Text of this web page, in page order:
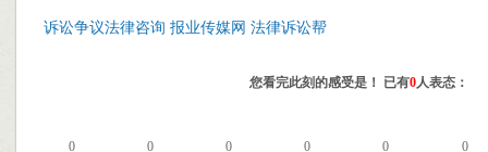
诉讼争议法律咨询 报业传媒网 法律诉讼帮
您看完此刻的感受是！ 已有0人表态：
0 0 0 0 0 0